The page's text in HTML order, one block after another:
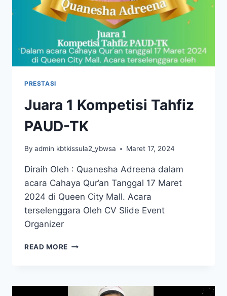
PRESTASI
Juara 1 Kompetisi Tahfiz
PAUD-TK
By admin kbtkissula2_ybwsa Maret 17, 2024
Diraih Oleh : Quanesha Adreena dalam
acara Cahaya Qur’an Tanggal 17 Maret
2024 di Queen City Mall. Acara
terselenggara Oleh CV Slide Event
Organizer
READ MORE JUARA
PAUD-